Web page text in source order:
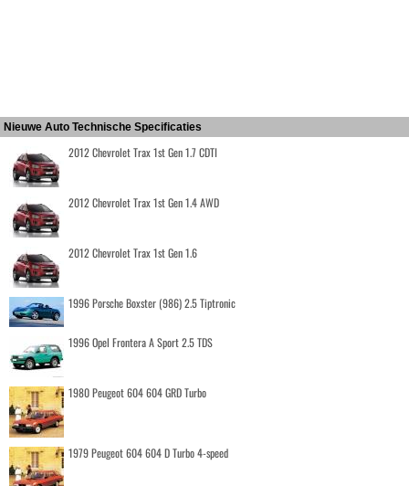
Nieuwe Auto Technische Specificaties
2012 Chevrolet Trax 1st Gen 1.7 CDTI
2012 Chevrolet Trax 1st Gen 1.4 AWD
2012 Chevrolet Trax 1st Gen 1.6
1996 Porsche Boxster (986) 2.5 Tiptronic
1996 Opel Frontera A Sport 2.5 TDS
1980 Peugeot 604 604 GRD Turbo
1979 Peugeot 604 604 D Turbo 4-speed